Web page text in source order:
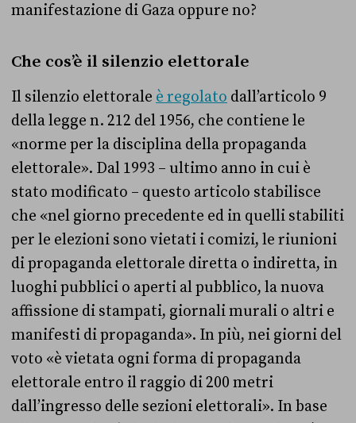
manifestazione di Gaza oppure no?
Che cos’è il silenzio elettorale
Il silenzio elettorale è regolato dall’articolo 9
della legge n. 212 del 1956, che contiene le
«norme per la disciplina della propaganda
elettorale». Dal 1993 – ultimo anno in cui è
stato modificato – questo articolo stabilisce
che «nel giorno precedente ed in quelli stabiliti
per le elezioni sono vietati i comizi, le riunioni
di propaganda elettorale diretta o indiretta, in
luoghi pubblici o aperti al pubblico, la nuova
affissione di stampati, giornali murali o altri e
manifesti di propaganda». In più, nei giorni del
voto «è vietata ogni forma di propaganda
elettorale entro il raggio di 200 metri
dall’ingresso delle sezioni elettorali». In base